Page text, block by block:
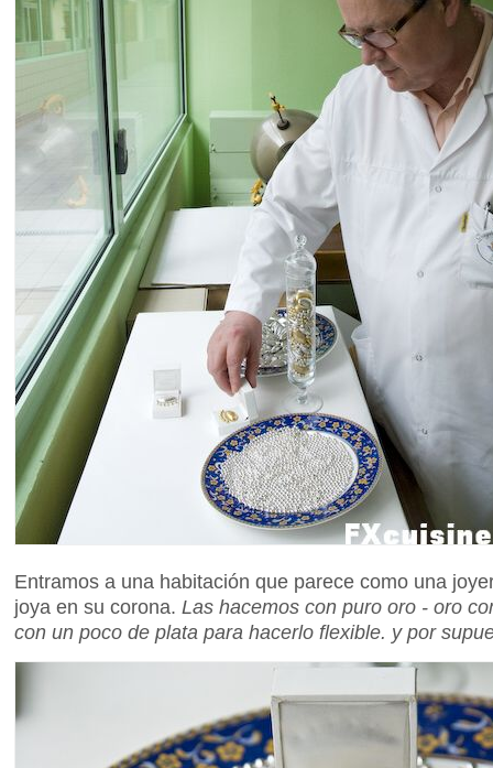
Entramos a una habitación que parece como una
joya en su corona. Las hacemos con puro oro - oro
con un poco de plata para hacerlo flexible. y por